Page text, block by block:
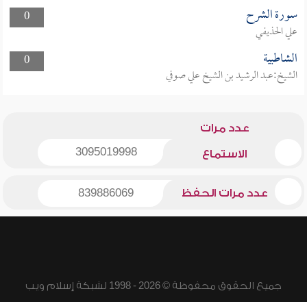
0
سورة الشرح
علي الحذيفي
0
الشاطبية
الشيخ:عبد الرشيد بن الشيخ علي صوفي
عدد مرات
الاستماع 3095019998
عدد مرات الحفظ 839886069
جميع الحقوق محفوظة © 2026 - 1998 لشبكة إسلام ويب